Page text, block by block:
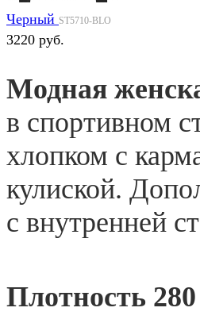
Черный ST5710-BLO
3220 руб.
Модная
в спортивном
хлопком с
кулиской.
с внутренней
Плотность